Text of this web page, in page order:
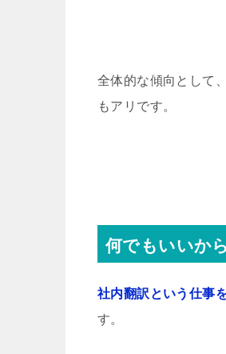
全体的な傾向として、
もアリです。
何でもいいか
社内翻訳という仕事
す。